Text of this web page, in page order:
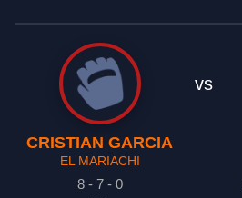
CRISTIAN GARCIA
EL MARIACHI
8 - 7 - 0
vs